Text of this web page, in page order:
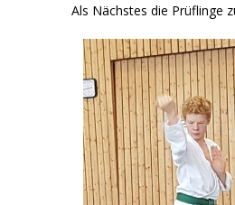
Als Nächstes die Prüflinge